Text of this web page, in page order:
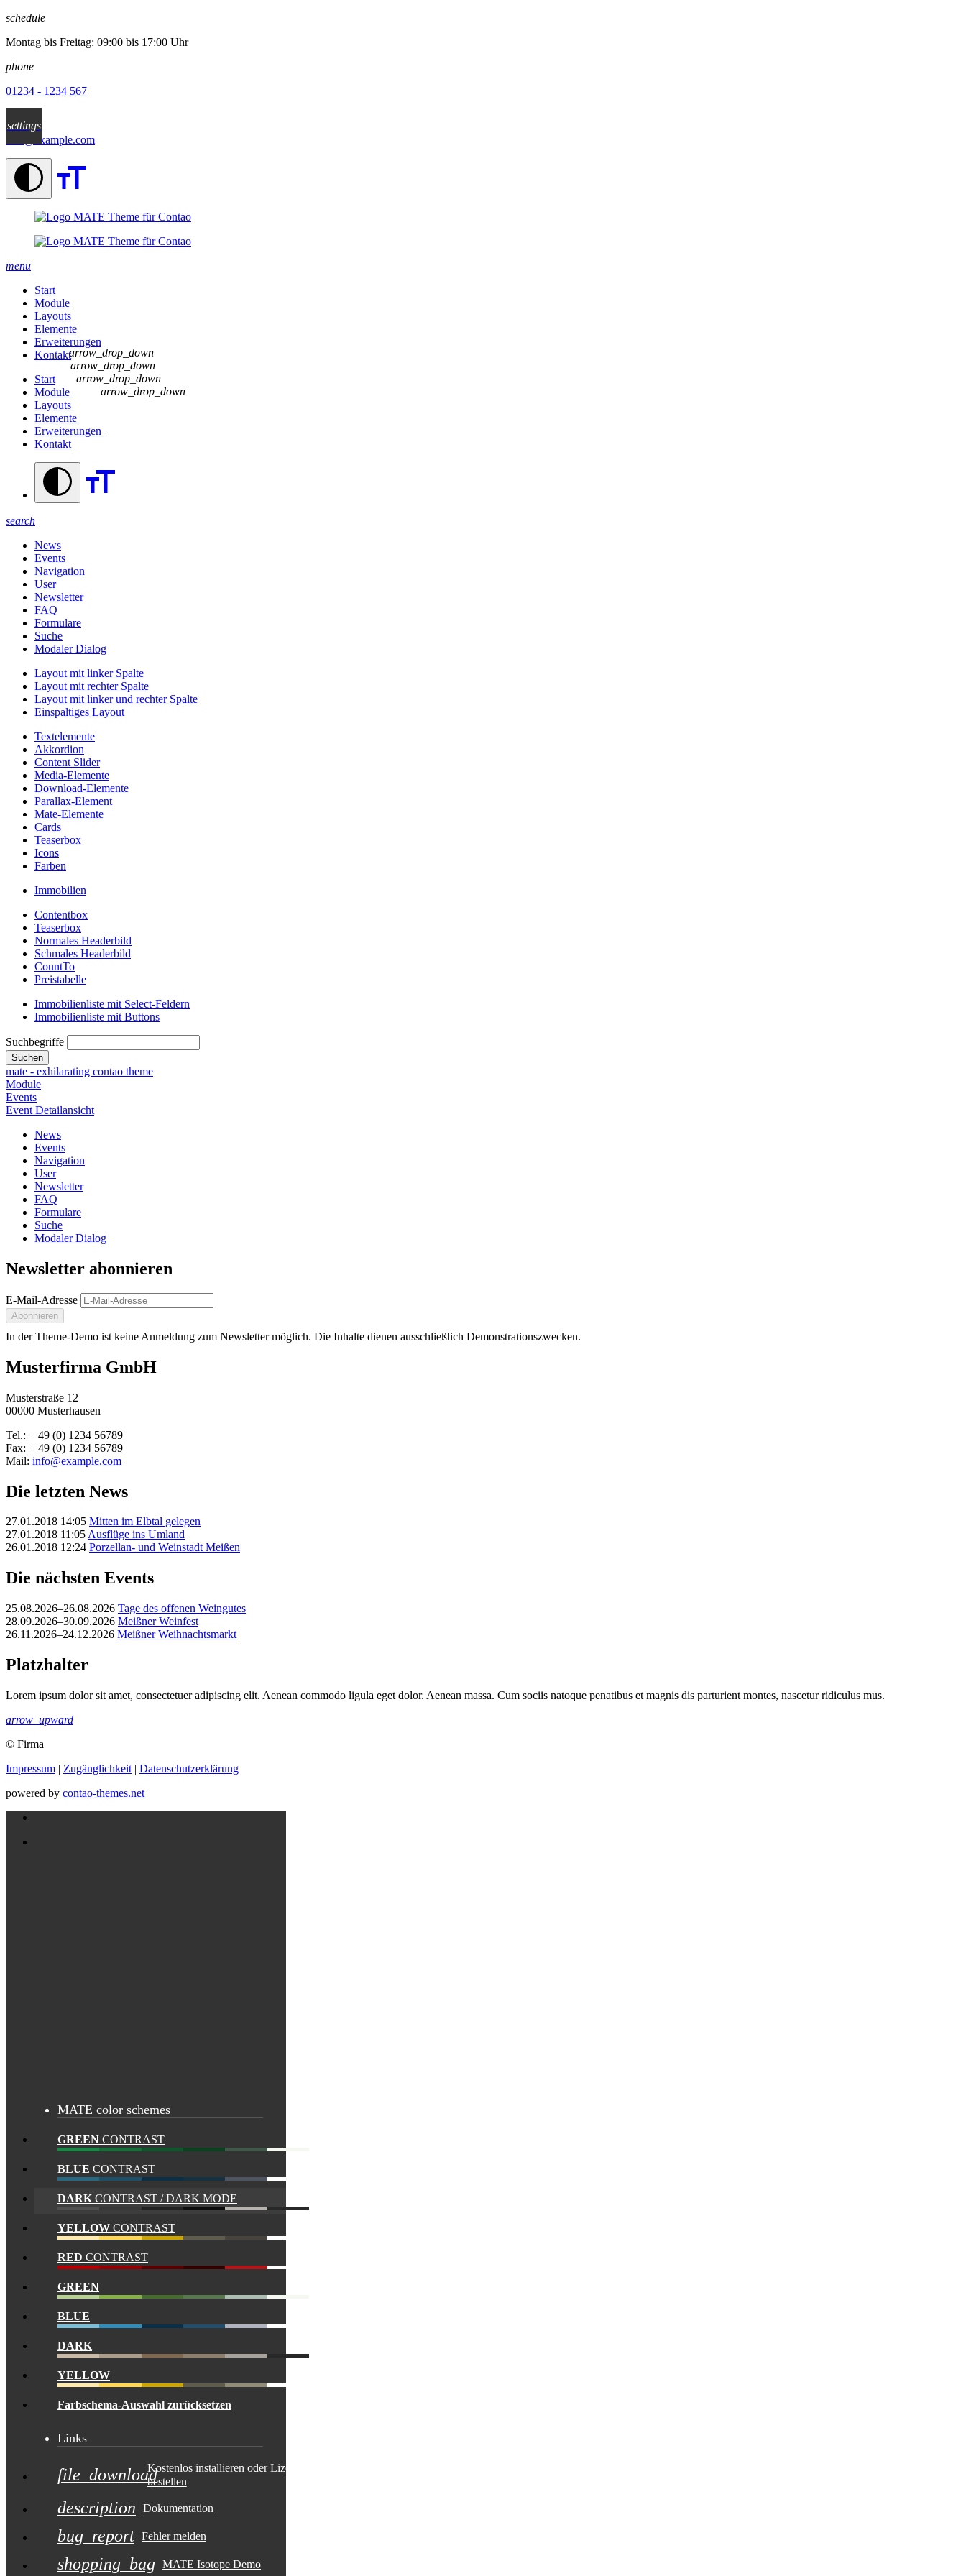
schedule
Montag bis Freitag: 09:00 bis 17:00 Uhr
phone
01234 - 1234 567
info@example.com
menu
Start
Module
Layouts
Elemente
Erweiterungen
Kontakt
Start
Module
arrow_drop_down
Layouts
arrow_drop_down
Elemente
arrow_drop_down
Erweiterungen
arrow_drop_down
Kontakt
search
News
Events
Navigation
User
Newsletter
FAQ
Formulare
Suche
Modaler Dialog
Layout mit linker Spalte
Layout mit rechter Spalte
Layout mit linker und rechter Spalte
Einspaltiges Layout
Textelemente
Akkordion
Content Slider
Media-Elemente
Download-Elemente
Parallax-Element
Mate-Elemente
Cards
Teaserbox
Icons
Farben
Immobilien
Contentbox
Teaserbox
Normales Headerbild
Schmales Headerbild
CountTo
Preistabelle
Immobilienliste mit Select-Feldern
Immobilienliste mit Buttons
Suchbegriffe
Suchen
mate - exhilarating contao theme
Module
Events
Event Detailansicht
News
Events
Navigation
User
Newsletter
FAQ
Formulare
Suche
Modaler Dialog
Newsletter abonnieren
E-Mail-Adresse
Abonnieren
In der Theme-Demo ist keine Anmeldung zum Newsletter möglich. Die Inhalte dienen ausschließlich Demonstrationszwecken.
Musterfirma GmbH
Musterstraße 12
00000 Musterhausen
Tel.: + 49 (0) 1234 56789
Fax: + 49 (0) 1234 56789
Mail: info@example.com
Die letzten News
27.01.2018 14:05 Mitten im Elbtal gelegen
27.01.2018 11:05Ausflüge ins Umland
26.01.2018 12:24 Porzellan- und Weinstadt Meißen
Die nächsten Events
25.08.2026–26.08.2026 Tage des offenen Weingutes
28.09.2026–30.09.2026 Meißner Weinfest
26.11.2026–24.12.2026 Meißner Weihnachtsmarkt
Platzhalter
Lorem ipsum dolor sit amet, consectetuer adipiscing elit. Aenean commodo ligula eget dolor. Aenean massa. Cum sociis natoque penatibus et magnis dis parturient montes, nascetur ridiculus mus.
arrow_upward
© Firma
Impressum | Zugänglichkeit | Datenschutz­erklärung
powered by contao-themes.net
MATE color schemes
GREEN CONTRAST
BLUE CONTRAST
DARK CONTRAST / DARK MODE
YELLOW CONTRAST
RED CONTRAST
GREEN
BLUE
DARK
YELLOW
Farbschema-Auswahl zurücksetzen
Links
file_downloadKostenlos installieren oder Lizenz
bestellen
description Dokumentation
bug_report Fehler melden
shopping_bag MATE Isotope Demo
settings